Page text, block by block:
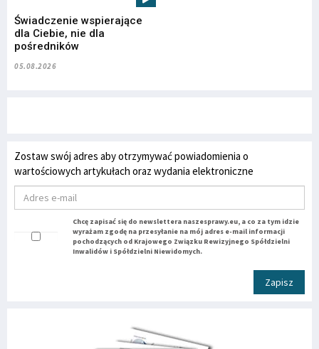
Świadczenie wspierające
dla Ciebie, nie dla
pośredników
05.08.2026
Zostaw swój adres aby otrzymywać powiadomienia o
wartościowych artykułach oraz wydania elektroniczne
Chcę zapisać się do newslettera naszesprawy.eu, a co za tym idzie
wyrażam zgodę na przesyłanie na mój adres e-mail informacji
pochodzących od Krajowego Związku Rewizyjnego Spółdzielni
Inwalidów i Spółdzielni Niewidomych.
Zapisz